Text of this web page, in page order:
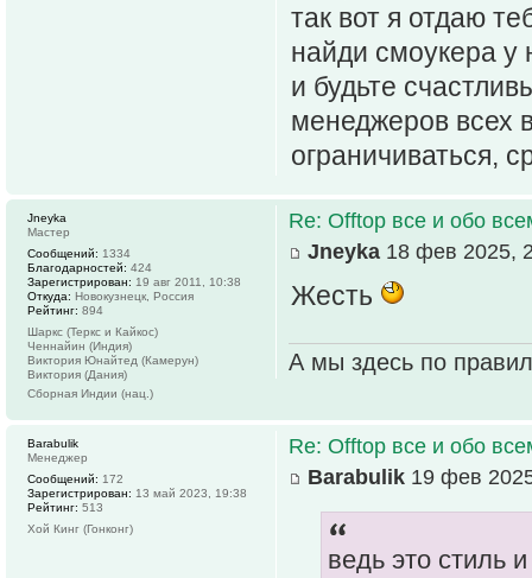
так вот я отдаю
найди смоукера у
и будьте
менеджеров всех
ограничиваться,
Re: Offtop все и обо
Jneyka 18 фев 2025,
Жесть
А мы здесь по
Jneyka
Мастер
Сообщений: 1334
Благодарностей: 424
Зарегистрирован: 19 авг 2011, 10:38
Откуда: Новокузнецк, Россия
Рейтинг: 894
Шаркс (Теркс и Кайкос)
Ченнайин (Индия)
Виктория Юнайтед (Камерун)
Виктория (Дания)
Сборная Индии (нац.)
Re: Offtop все и обо
Barabulik 19 фев
ведь это стиль
Barabulik
Менеджер
Сообщений: 172
Зарегистрирован: 13 май 2023, 19:38
Рейтинг: 513
Хой Кинг (Гонконг)